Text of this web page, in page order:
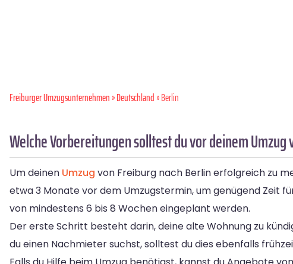
Freiburger Umzugsunternehmen»Deutschland» Berlin
Welche Vorbereitungen solltest du vor deinem
Um deinen Umzug von Freiburg nach Berlin erfolgreich zu
etwa 3 Monate vor dem Umzugstermin, um genügend Zeit
von mindestens 6 bis 8 Wochen eingeplant werden.
Der erste Schritt besteht darin, deine alte Wohnung zu
du einen Nachmieter suchst, solltest du dies ebenfalls